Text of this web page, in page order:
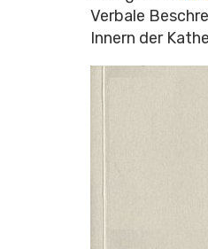
Verbale
Innern der